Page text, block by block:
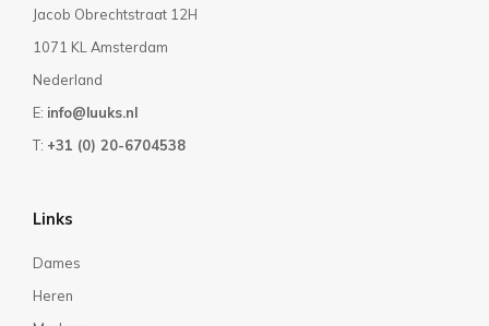
Jacob Obrechtstraat 12H
1071 KL Amsterdam
Nederland
E: info@luuks.nl
T: +31 (0) 20-6704538
Links
Dames
Heren